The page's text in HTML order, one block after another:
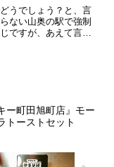
うでしょう？と、言
ない山奥の駅で強制
ですが、あえて言お
ー町田旭町店』モー
トーストセット